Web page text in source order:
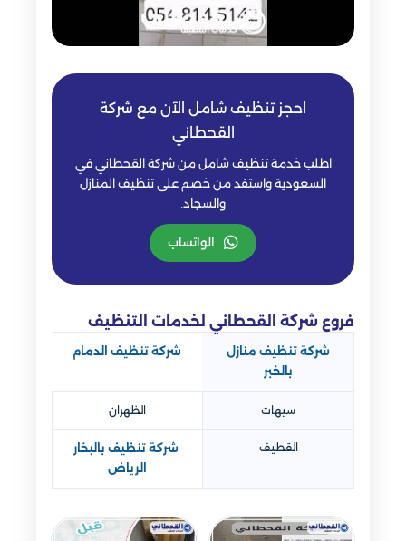
احجز تنظيف شامل الآن مع شركة
القحطاني
اطلب خدمة تنظيف شامل من شركة القحطاني في
السعودية واستفد من خصم على تنظيف المنازل
والسجاد.
الواتساب
فروع شركة القحطاني لخدمات التنظيف
شركة تنظيف منازل
بالخبر
شركة تنظيف الدمام
سيهات الظهران
القطيف
شركة تنظيف بالبخار
الرياض